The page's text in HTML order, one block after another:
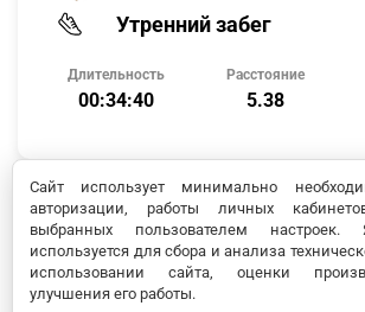
Утренний забег
Длительность
00:34:40
Расстояние
5.38
Leonid C.
·09.01.2026, 04:33·
Утренний забег
Сайт использует минимально
авторизации, работы личных
выбранных пользователем настроек.
используется для сбора и анализа
использовании сайта, оценки
улучшения его работы.